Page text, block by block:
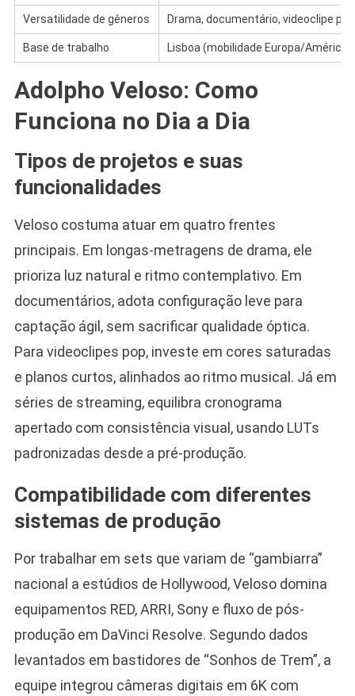
Versatilidade de gêneros Drama, documentário, videoclipe pop
Base de trabalho Lisboa (mobilidade Europa/América)
Adolpho Veloso: Como
Funciona no Dia a Dia
Tipos de projetos e suas
funcionalidades
Veloso costuma atuar em quatro frentes
principais. Em longas-metragens de drama, ele
prioriza luz natural e ritmo contemplativo. Em
documentários, adota configuração leve para
captação ágil, sem sacrificar qualidade óptica.
Para videoclipes pop, investe em cores saturadas
e planos curtos, alinhados ao ritmo musical. Já em
séries de streaming, equilibra cronograma
apertado com consistência visual, usando LUTs
padronizadas desde a pré-produção.
Compatibilidade com diferentes
sistemas de produção
Por trabalhar em sets que variam de “gambiarra”
nacional a estúdios de Hollywood, Veloso domina
equipamentos RED, ARRI, Sony e fluxo de pós-
produção em DaVinci Resolve. Segundo dados
levantados em bastidores de “Sonhos de Trem”, a
equipe integrou câmeras digitais em 6K com